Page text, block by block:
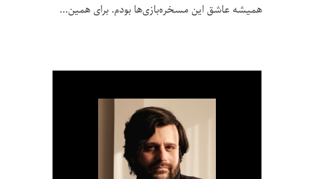
همیشه عاشق این مسخره‌بازی‌ها بودم. برای همین